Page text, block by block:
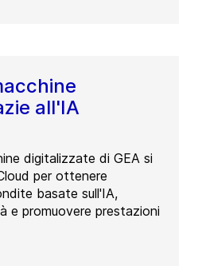
all'IA
digitalizzate di GEA si
per ottenere
basate sull'IA,
e promuovere prestazioni